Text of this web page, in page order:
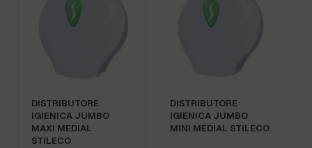
DISTRIBUTORE
IGIENICA JUMBO
MAXI MEDIAL
STILECO
DISTRIBUTORE
IGIENICA JUMBO
MINI MEDIAL STILECO